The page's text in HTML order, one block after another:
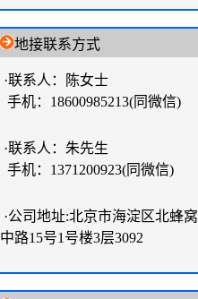
地接联系方式
·联系人：陈女士
手机：18600985213(同微信)
·联系人：朱先生
手机：1371200923(同微信)
·公司地址:北京市海淀区北蜂窝
中路15号1号楼3层3092